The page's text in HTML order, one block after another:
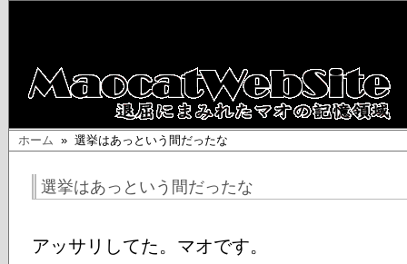
ホーム » 選挙はあっという間だったな
選挙はあっという間だったな
アッサリしてた。マオです。